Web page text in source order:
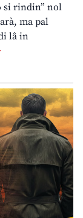
si rindin” nol
ma pal
lâ in